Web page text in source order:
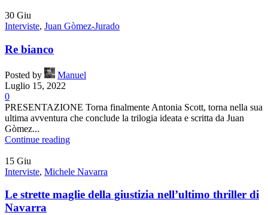
30 Giu
Interviste, Juan Gòmez-Jurado
Re bianco
Posted by
Manuel
Luglio 15, 2022
0
PRESENTAZIONE Torna finalmente Antonia Scott, torna nella sua
ultima avventura che conclude la trilogia ideata e scritta da Juan
Gòmez...
Continue reading
15 Giu
Interviste, Michele Navarra
Le strette maglie della giustizia nell’ultimo thriller di
Navarra